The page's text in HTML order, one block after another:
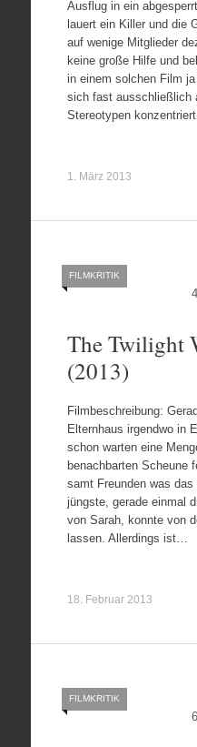
Ausflug in ein
lauert ein Killer und die
auf wenige Mitglieder
keine große Hilfe und
in einem solchen Film
sich fast ausschließlich
Stereotypen
1. März 2013
FILMKRITIK
The Twilight
(2013)
Filmbeschreibung:
Elternhaus irgendwo in
schon warten eine
benachbarten Scheune
samt Freunden was
jüngste, gerade einmal
von Sarah, konnte von
lassen. Allerdings ist…
18. Februar 2013
FILMKRITIK